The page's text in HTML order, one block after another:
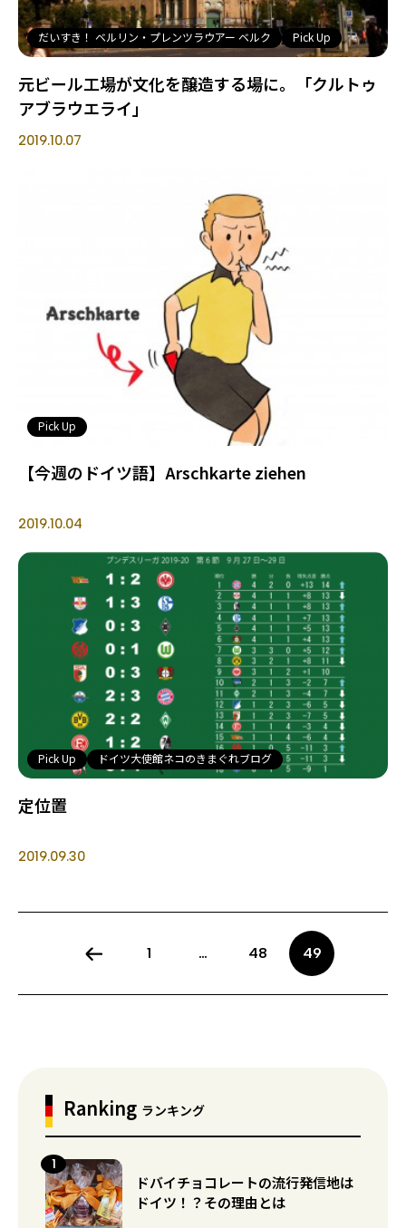
だいすき！ ベルリン・プレンツラウアー ベルク Pick Up
元ビール工場が文化を醸造する場に。「クルトゥ
アブラウエライ」
2019.10.07
Pick Up
【今週のドイツ語】Arschkarte ziehen
2019.10.04
Pick Up ドイツ大使館ネコのきまぐれブログ
定位置
2019.09.30
1 … 48 49
Ranking ランキング
ドバイチョコレートの流行発信地は
ドイツ！？その理由とは